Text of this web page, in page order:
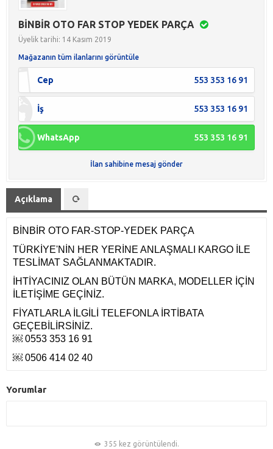
BİNBİR OTO FAR STOP YEDEK PARÇA
Üyelik tarihi: 14 Kasım 2019
Mağazanın tüm ilanlarını görüntüle
Cep 553 353 16 91
İş 553 353 16 91
WhatsApp 553 353 16 91
İlan sahibine mesaj gönder
Açıklama
BİNBİR OTO FAR-STOP-YEDEK PARÇA
TÜRKİYE'NİN HER YERİNE ANLAŞMALI KARGO İLE
TESLİMAT SAĞLANMAKTADIR.
İHTİYACINIZ OLAN BÜTÜN MARKA, MODELLER İÇİN
İLETİŞİME GEÇİNİZ.
FİYATLARLA İLGİLİ TELEFONLA İRTİBATA
GEÇEBİLİRSİNİZ.
￼ 0553 353 16 91
￼ 0506 414 02 40
Yorumlar
355 kez görüntülendi.